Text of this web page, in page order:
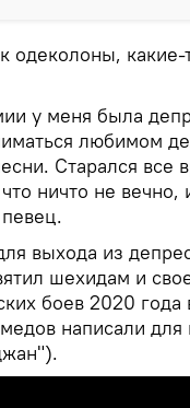
одеколоны,
у меня была
любимом
Старался все
ничто не вечно,
выхода из
шехидам и
боев 2020 года
написали для